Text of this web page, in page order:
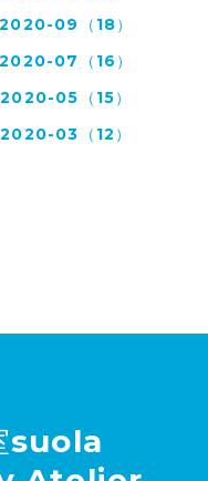
2020-09（18）
2020-07（16）
2020-05（15）
2020-03（12）
suola